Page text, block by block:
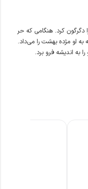
دگرگون کرد. هنگامی که حر
او مژده بهشت را می‌داد.
به اندیشه فرو برد.